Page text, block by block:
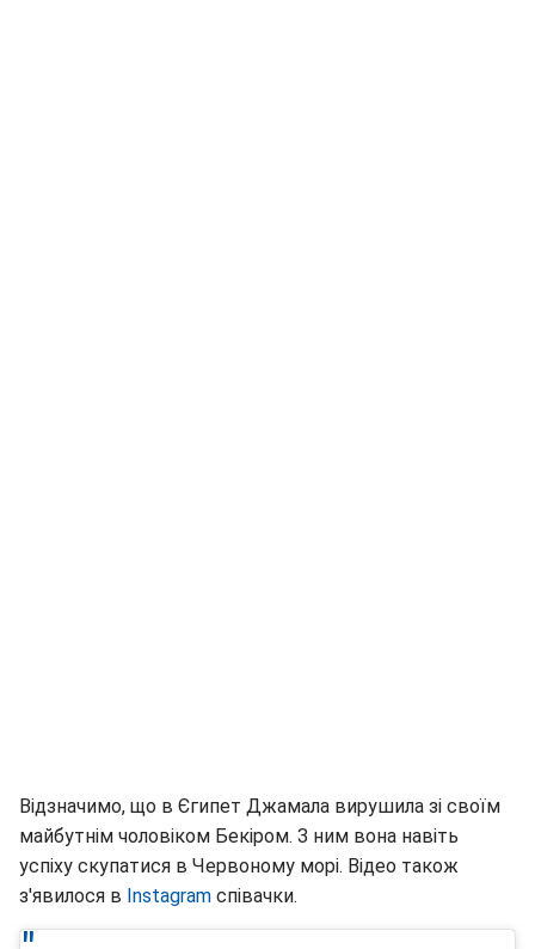
Відзначимо, що в Єгипет Джамала вирушила зі своїм
майбутнім чоловіком Бекіром. З ним вона навіть
успіху скупатися в Червоному морі. Відео також
з'явилося в Instagram співачки.